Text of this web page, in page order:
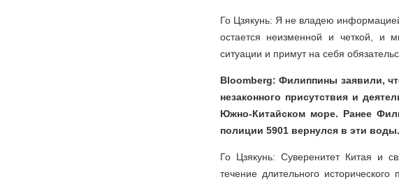
Го Цзякунь: Я не владею
остается неизменной и четкой, и
ситуации и примут на себя
Bloomberg: Филиппины заявили,
незаконного присутствия и
Южно-Китайском море. Ранее
полиции 5901 вернулся в эти
Го Цзякунь: Суверенитет Китая и
течение длительного